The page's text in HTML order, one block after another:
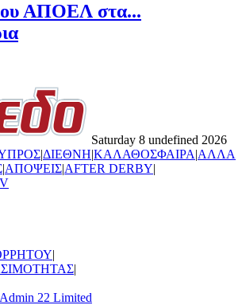
ΑΠΟΕΛ στα...
Saturday 8 undefined 2026
|ΔΙΕΘΝΗ|ΚΑΛΑΘΟΣΦΑΙΡΑ|ΑΛΛΑ
|ΑΠΟΨΕΙΣ|AFTER DERBY|
|
|
22 Limited